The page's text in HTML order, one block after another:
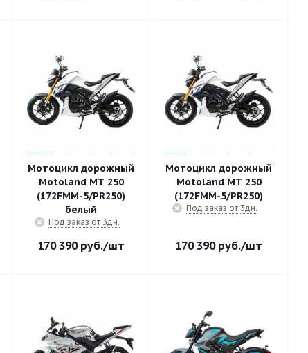
Мотоцикл дорожный
Motoland MT 250
(172FMM-5/PR250)
белый
Под заказ от 3дн.
170 390руб./шт
Мотоцикл дорожный
Motoland MT 250
(172FMM-5/PR250)
Под заказ от 3дн.
170 390руб./шт